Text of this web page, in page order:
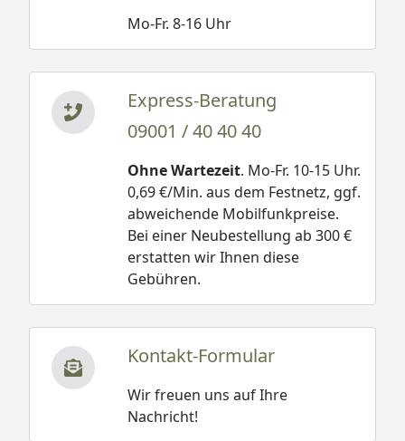
Mo-Fr. 8-16 Uhr
Express-Beratung
09001 / 40 40 40
Ohne Wartezeit. Mo-Fr. 10-15 Uhr.
0,69 €/Min. aus dem Festnetz, ggf.
abweichende Mobilfunkpreise.
Bei einer Neubestellung ab 300 €
erstatten wir Ihnen diese
Gebühren.
Kontakt-Formular
Wir freuen uns auf Ihre
Nachricht!